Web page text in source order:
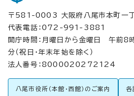
〒581-0003 大阪府八尾市本町一
代表電話：072-991-3881
開庁時間：月曜日から金曜日 午前
分（祝日・年末年始を除く）
法人番号：8000020272124
八尾市役所（本館・西館）のご案内 各